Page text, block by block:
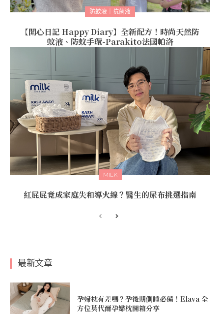
防蚊液｜抗菌液
【開心日記 Happy Diary】全新配方！時尚天然防
蚊液、防蚊手環-Parakito法國帕洛
MILK
紅屁屁竟成家庭失和導火線？醫生的尿布挑選指南
最新文章
孕婦枕有差嗎？孕後期側睡必備！Elava 全
方位莫代爾孕婦枕開箱分享